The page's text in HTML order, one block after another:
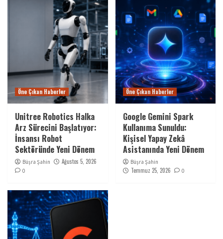
Öne Çıkan Haberler
Unitree Robotics Halka
Arz Sürecini Başlatıyor:
İnsansı Robot
Sektöründe Yeni Dönem
Büşra Şahin Ağustos 5, 2026
0
Öne Çıkan Haberler
Google Gemini Spark
Kullanıma Sunuldu:
Kişisel Yapay Zekâ
Asistanında Yeni Dönem
Büşra Şahin
Temmuz 25, 2026 0